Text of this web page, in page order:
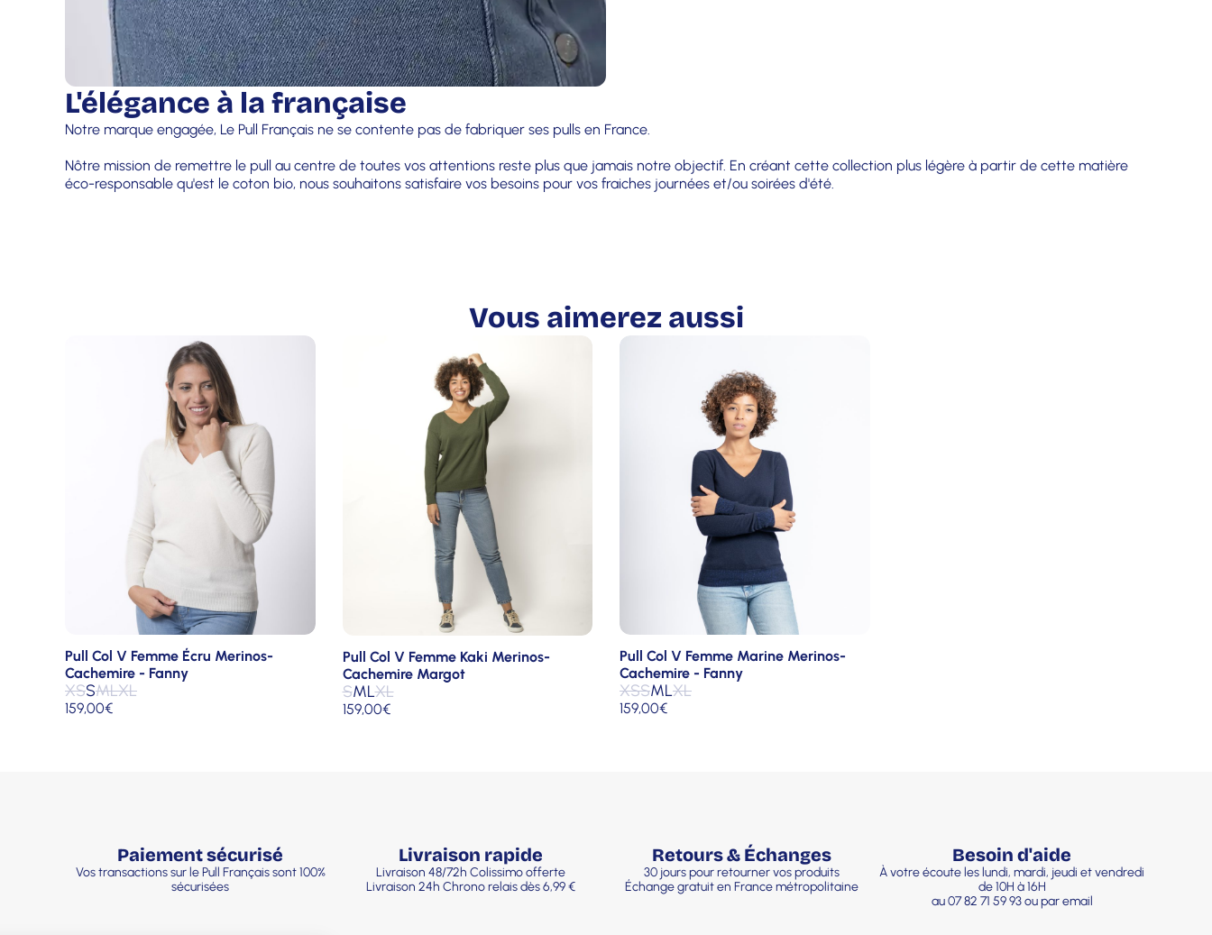
L'élégance à la française
Notre marque engagée, Le Pull Français ne se contente pas de fabriquer ses pulls en France.
Nôtre mission de remettre le pull au centre de toutes vos attentions reste plus que jamais notre objectif. En créant cette collection plus légère à partir de cette matière
éco-responsable qu'est le coton bio, nous souhaitons satisfaire vos besoins pour vos fraiches journées et/ou soirées d'été.
Vous aimerez aussi
Pull Col V Femme Écru Merinos-
Cachemire - Fanny
XSSMLXL
159,00€
Pull Col V Femme Kaki Merinos-
Cachemire Margot
SMLXL
159,00€
Pull Col V Femme Marine Merinos-
Cachemire - Fanny
XSSMLXL
159,00€
Paiement sécurisé
Vos transactions sur le Pull Français sont 100%
sécurisées
Livraison rapide
Livraison 48/72h Colissimo offerte
Livraison 24h Chrono relais dès 6,99 €
Retours & Échanges
30 jours pour retourner vos produits
Échange gratuit en France métropolitaine
Besoin d'aide
À votre écoute les lundi, mardi, jeudi et vendredi
de 10H à 16H
au 07 82 71 59 93 ou par email